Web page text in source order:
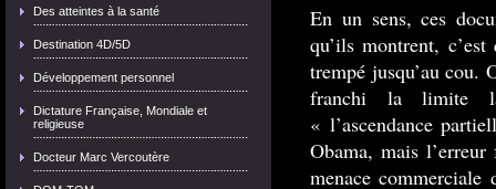
Des atteintes à la santé
Destination 4D/5D
Développement personnel
Dictature Française, Mondiale et
religieuse
Docteur Marc Vercoutère
En un sens, ces
qu’ils montrent,
trempé jusqu’au cou.
franchi la limite
« l’ascendance
Obama, mais
menace